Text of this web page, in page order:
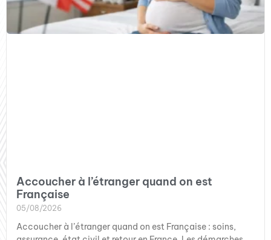
Accoucher à l’étranger quand on est
Française
05/08/2026
Accoucher à l’étranger quand on est Française : soins,